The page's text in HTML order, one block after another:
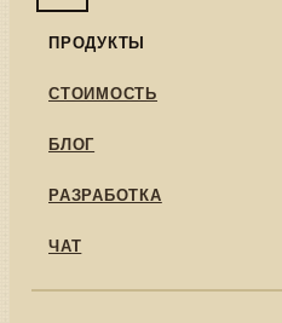
ПРОДУКТЫ
СТОИМОСТЬ
БЛОГ
РАЗРАБОТКА
ЧАТ